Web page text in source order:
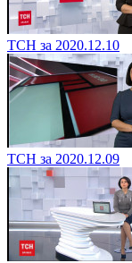
ТСН за 2020.12.10
ТСН за 2020.12.09